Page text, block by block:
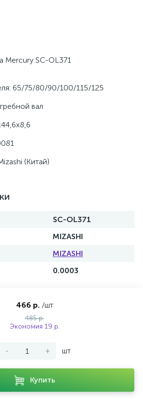
Mercury SC-OL371
65/75/80/90/100/115/125
вал
(Китай)
SC-OL371
MIZASHI
MIZASHI
0.0003
466 р. /шт
485 р.
Экономия 19 р.
- + шт
Купить